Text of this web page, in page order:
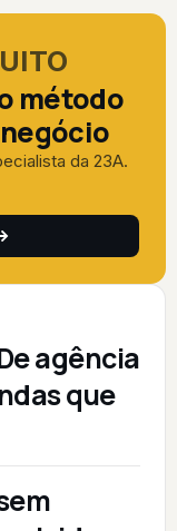
método
da 23A.
agência
que